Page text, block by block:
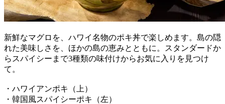
新鮮なマグロを、ハワイ名物のポキ丼で楽しめます。島の隠
れた美味しさを、ほかの島の恵みとともに。スタンダードか
らスパイシーまで3種類の味付けからお気に入りを見つけ
て。
・ハワイアンポキ（上）
・韓国風スパイシーポキ（左）